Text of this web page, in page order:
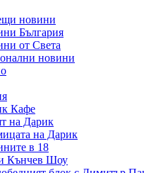
новини
България
от Света
новини
Кафе
на Дарик
на Дарик
в 18
Кънчев Шоу